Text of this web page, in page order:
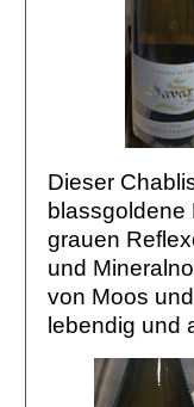
Dieser
blassgoldene
grauen
und
von Moos
lebendig und